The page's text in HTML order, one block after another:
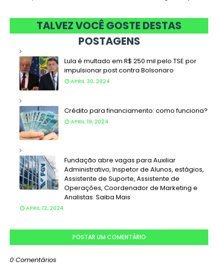
TALVEZ VOCÊ GOSTE DESTAS
POSTAGENS
Lula é multado em R$ 250 mil pelo TSE por
impulsionar post contra Bolsonaro
APRIL 30, 2024
Crédito para financiamento: como funciona?
APRIL 19, 2024
Fundação abre vagas para Auxiliar
Administrativo, Inspetor de Alunos, estágios,
Assistente de Suporte, Assistente de
Operações, Coordenador de Marketing e
Analistas. Saiba Mais
APRIL 12, 2024
POSTAR UM COMENTÁRIO
0 Comentários